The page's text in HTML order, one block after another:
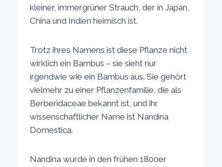
kleiner, immergrüner Strauch, der in Japan,
China und Indien heimisch ist.
Trotz ihres Namens ist diese Pflanze nicht
wirklich ein Bambus – sie sieht nur
irgendwie wie ein Bambus aus. Sie gehört
vielmehr zu einer Pflanzenfamilie, die als
Berberidaceae bekannt ist, und ihr
wissenschaftlicher Name ist Nandina
Domestica.
Nandina wurde in den frühen 1800er